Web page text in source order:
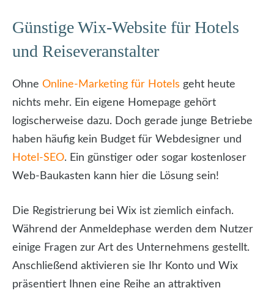
Günstige Wix-Website für Hotels
und Reiseveranstalter
Ohne Online-Marketing für Hotels geht heute
nichts mehr. Ein eigene Homepage gehört
logischerweise dazu. Doch gerade junge Betriebe
haben häufig kein Budget für Webdesigner und
Hotel-SEO. Ein günstiger oder sogar kostenloser
Web-Baukasten kann hier die Lösung sein!
Die Registrierung bei Wix ist ziemlich einfach.
Während der Anmeldephase werden dem Nutzer
einige Fragen zur Art des Unternehmens gestellt.
Anschließend aktivieren sie Ihr Konto und Wix
präsentiert Ihnen eine Reihe an attraktiven